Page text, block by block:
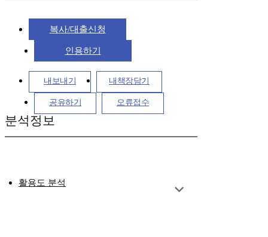
복사/대출신청
인용하기
내보내기 내책장담기
공유하기 오류접수
분석정보
활용도 분석